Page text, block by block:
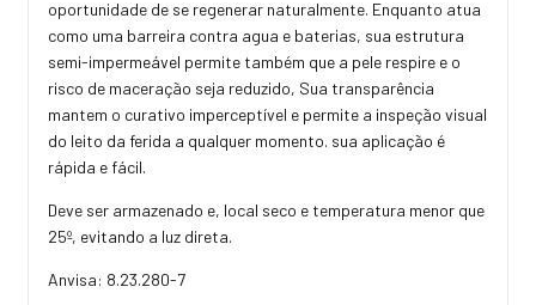
oportunidade de se regenerar naturalmente. Enquanto atua
como uma barreira contra agua e baterias, sua estrutura
semi-impermeável permite também que a pele respire e o
risco de maceração seja reduzido, Sua transparência
mantem o curativo imperceptível e permite a inspeção visual
do leito da ferida a qualquer momento. sua aplicação é
rápida e fácil.
Deve ser armazenado e, local seco e temperatura menor que
25º, evitando a luz direta.
Anvisa: 8.23.280-7